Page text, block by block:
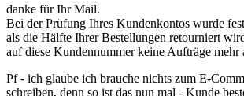
danke für Ihr Mail.
Bei der Prüfung Ihres Kundenkontos wurde
als die Hälfte Ihrer Bestellungen retourniert
auf diese Kundennummer keine Aufträge mehr
Pf - ich glaube ich brauche nichts zum E-
schreiben, denn so ist das nun mal - Kunde